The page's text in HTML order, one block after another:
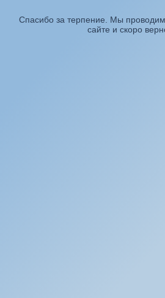
Спасибо за терпение. Мы
сайте и скоро